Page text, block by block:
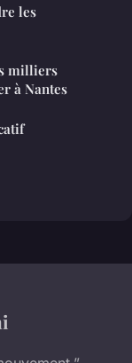
les
milliers
à Nantes